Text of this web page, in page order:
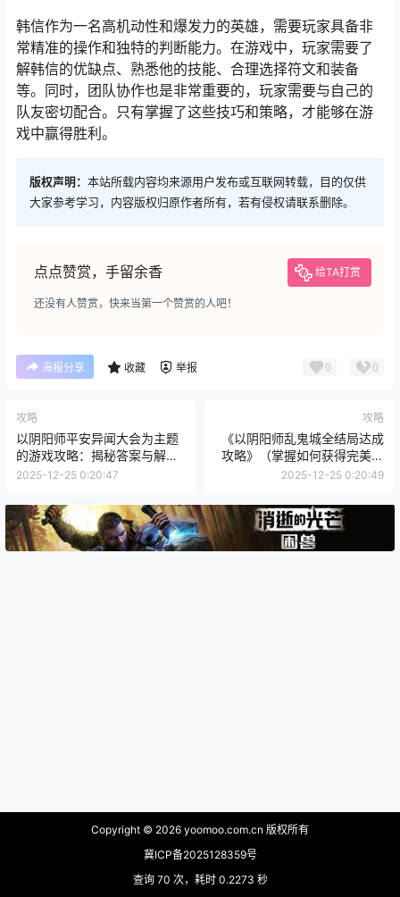
韩信作为一名高机动性和爆发力的英雄，需要玩家具备非
常精准的操作和独特的判断能力。在游戏中，玩家需要了
解韩信的优缺点、熟悉他的技能、合理选择符文和装备
等。同时，团队协作也是非常重要的，玩家需要与自己的
队友密切配合。只有掌握了这些技巧和策略，才能够在游
戏中赢得胜利。
版权声明： 本站所载内容均来源用户发布或互联网转载，目的仅供
大家参考学习，内容版权归原作者所有，若有侵权请联系删除。
点点赞赏，手留余香 给TA打赏
还没有人赞赏，快来当第一个赞赏的人吧！
海报分享 收藏 举报 0 0
攻略
以阴阳师平安异闻大会为主题
的游戏攻略：揭秘答案与解谜
技巧
2025-12-25 0:20:47
攻略
《以阴阳师乱鬼城全结局达成
攻略》（掌握如何获得完美结
局，开启新篇章！）
2025-12-25 0:20:49
Copyright © 2026 yoomoo.com.cn 版权所有
冀ICP备2025128359号
查询 70 次，耗时 0.2273 秒